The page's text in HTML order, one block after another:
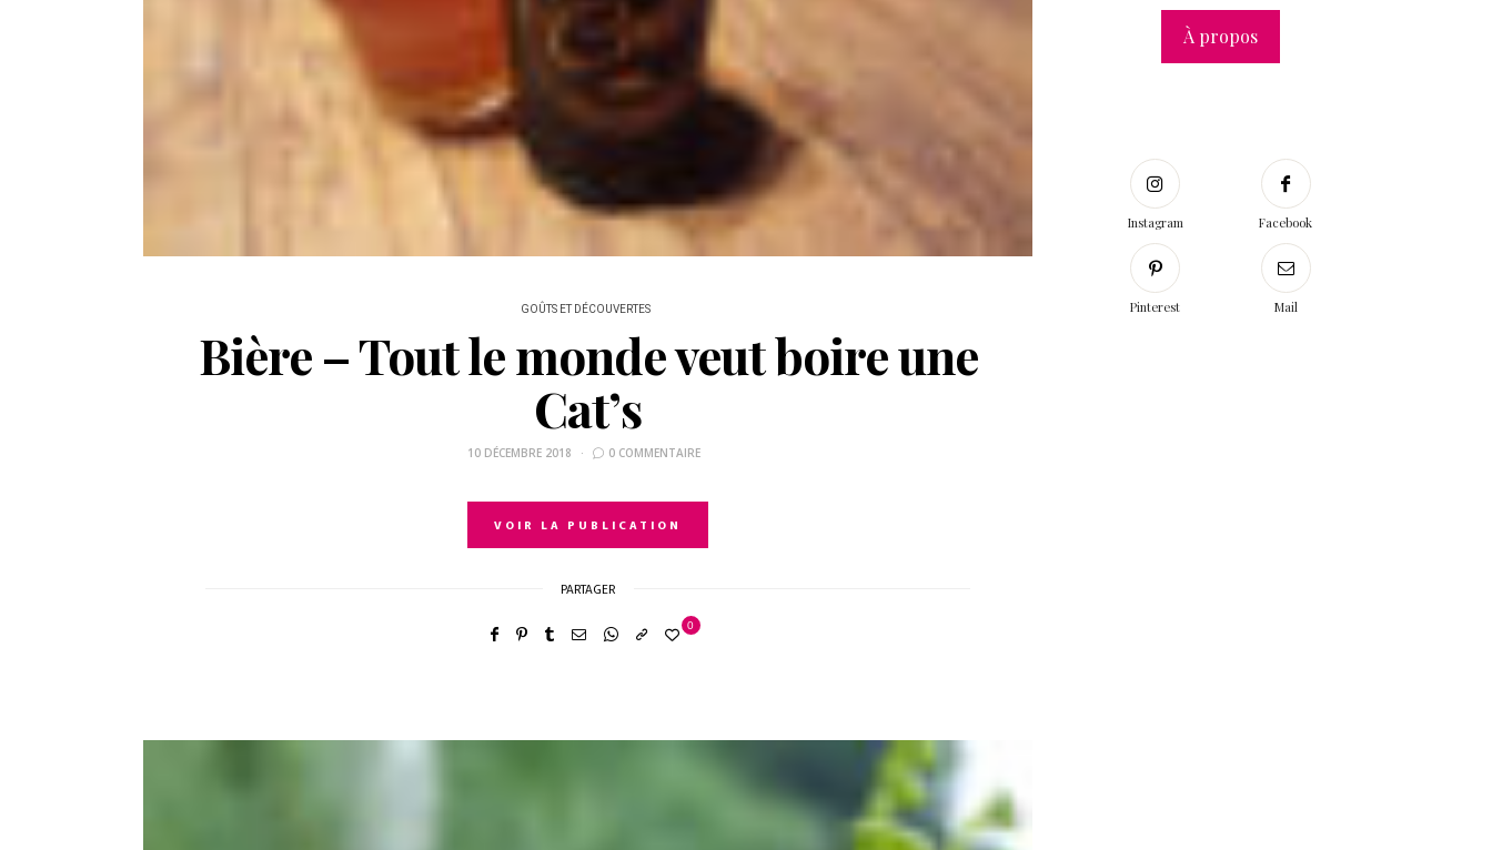
GOÛTS ET DÉCOUVERTES
Bière – Tout le monde veut boire une
Cat’s
10 DÉCEMBRE 2018 0 COMMENTAIRE
VOIR LA PUBLICATION
PARTAGER
0
À propos
Instagram Facebook
Pinterest Mail